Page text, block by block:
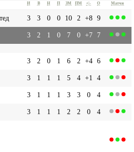
И В Н П ЗМ ПМ +|- О Матчи
3 3 0 0 10 2 +8 9
3 2 1 0 7 0 +7
7
3 2 0 1 6 2 +4 6
3 1 1 1 5 4 +1 4
3 1 1 1 3 3 0 4
3 1 1 1 2 2 0
4